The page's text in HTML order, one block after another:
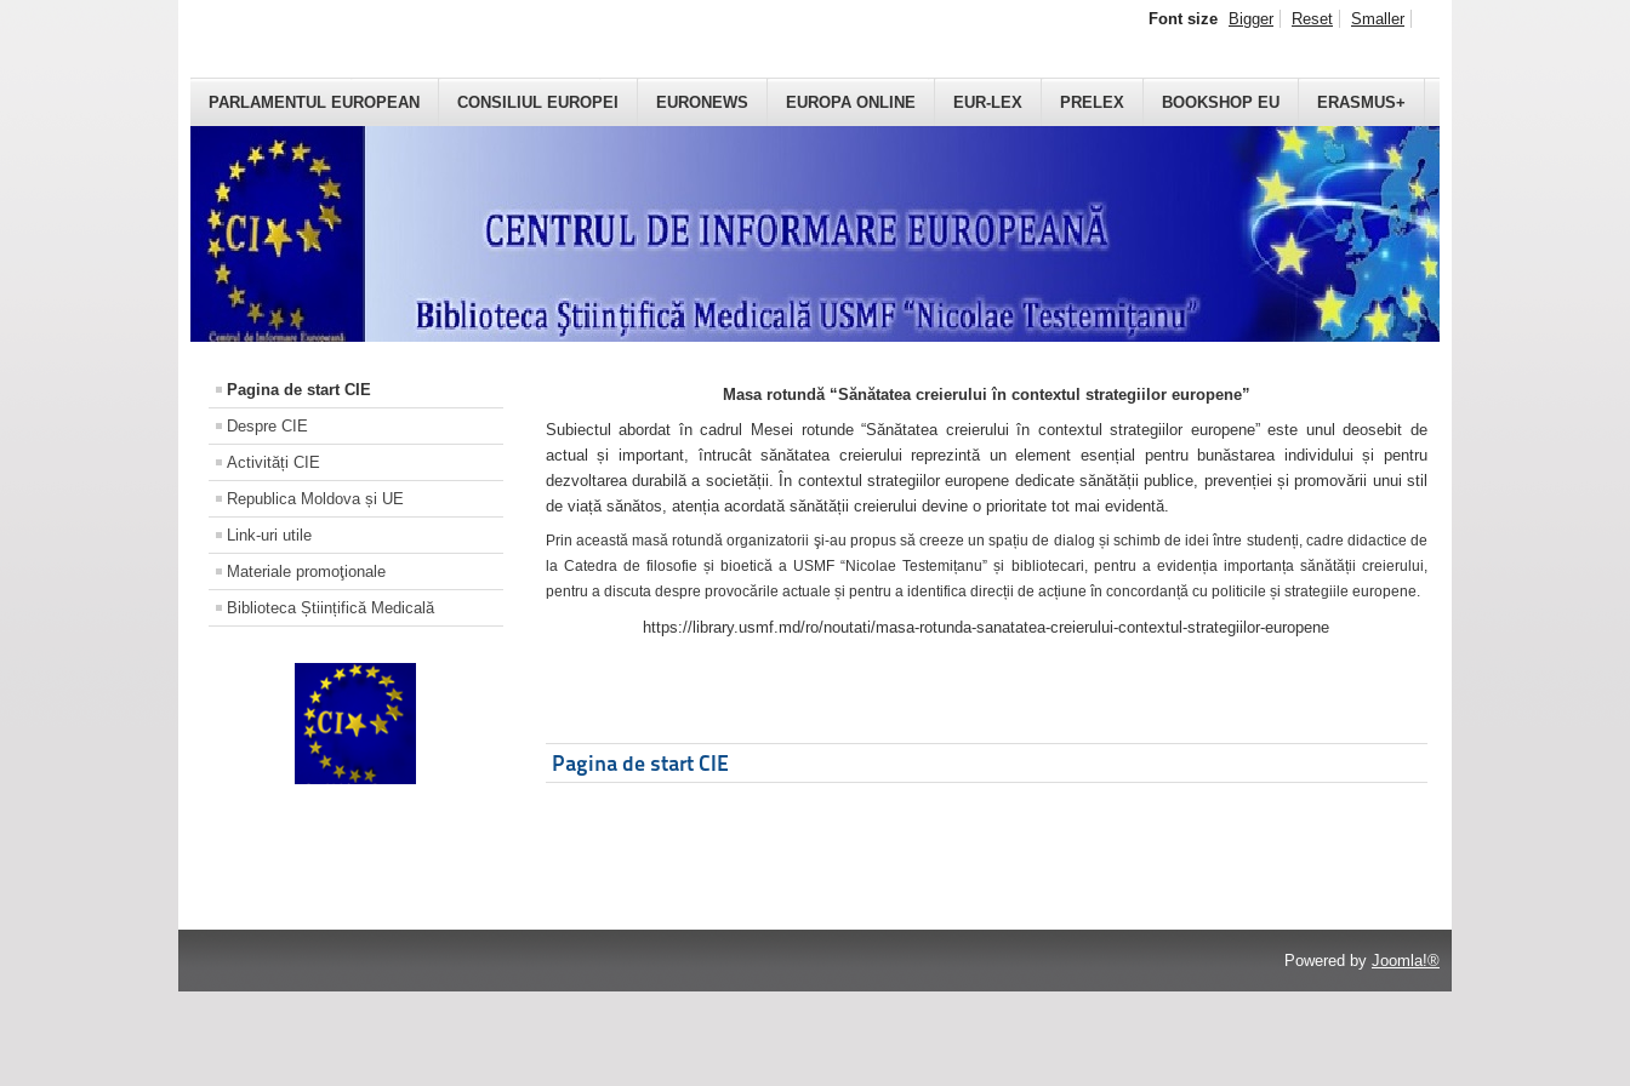
PARLAMENTUL EUROPEAN CONSILIUL EUROPEI EURONEWS EUROPA ONLINE EUR-LEX PRELEX BOOKSHOP EU ERASMUS+
Font size Bigger Reset Smaller
Pagina de start CIE
Despre CIE
Activități CIE
Republica Moldova și UE
Link-uri utile
Materiale promoţionale
Biblioteca Științifică Medicală
Masa rotundă “Sănătatea creierului în contextul strategiilor europene”
Subiectul abordat în cadrul Mesei rotunde “Sănătatea creierului în contextul strategiilor europene” este unul deosebit de
actual și important, întrucât sănătatea creierului reprezintă un element esențial pentru bunăstarea individului și pentru
dezvoltarea durabilă a societății. În contextul strategiilor europene dedicate sănătății publice, prevenției și promovării unui stil
de viață sănătos, atenția acordată sănătății creierului devine o prioritate tot mai evidentă.
Prin această masă rotundă organizatorii şi-au propus să creeze un spațiu de dialog și schimb de idei între studenți, cadre didactice de
la Catedra de filosofie și bioetică a USMF “Nicolae Testemițanu” și bibliotecari, pentru a evidenția importanța sănătății creierului,
pentru a discuta despre provocările actuale și pentru a identifica direcții de acțiune în concordanță cu politicile și strategiile europene.
https://library.usmf.md/ro/noutati/masa-rotunda-sanatatea-creierului-contextul-strategiilor-europene
Pagina de start CIE
Powered by Joomla!®